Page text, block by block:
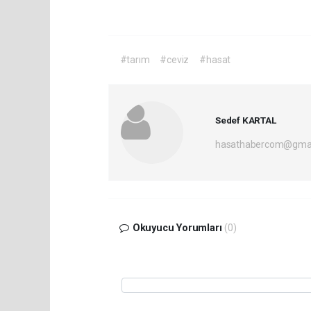
#tarım #ceviz #hasat
Sedef KARTAL
Okuyucu Yorumları (0)